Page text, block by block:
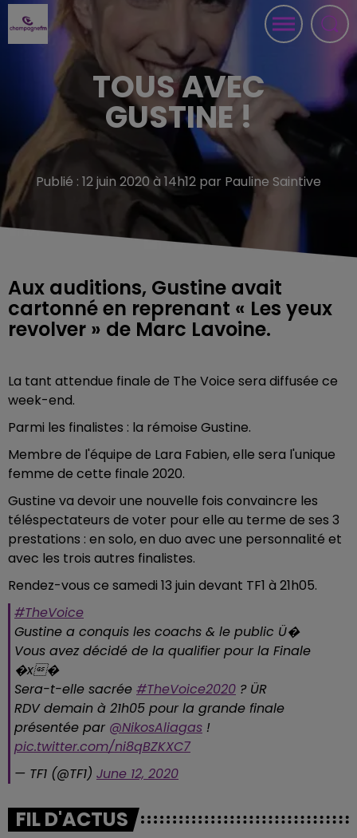
TOUS AVEC
GUSTINE !
Publié : 12 juin 2020 à 14h12 par Pauline Saintive
Aux auditions, Gustine avait
cartonné en reprenant « Les yeux
revolver » de Marc Lavoine.
La tant attendue finale de The Voice sera diffusée ce
week-end.
Parmi les finalistes : la rémoise Gustine.
Membre de l'équipe de Lara Fabien, elle sera l'unique
femme de cette finale 2020.
Gustine va devoir une nouvelle fois convaincre les
téléspectateurs de voter pour elle au terme de ses 3
prestations : en solo, en duo avec une personnalité et
avec les trois autres finalistes.
Rendez-vous ce samedi 13 juin devant TF1 à 21h05.
#TheVoice
Gustine a conquis les coachs & le public Ü�
Vous avez décidé de la qualifier pour la Finale
�x�
Sera-t-elle sacrée #TheVoice2020 ? ÜR️
RDV demain à 21h05 pour la grande finale
présentée par @NikosAliagas !
pic.twitter.com/ni8qBZKXC7
— TF1 (@TF1) June 12, 2020
FIL D'ACTUS